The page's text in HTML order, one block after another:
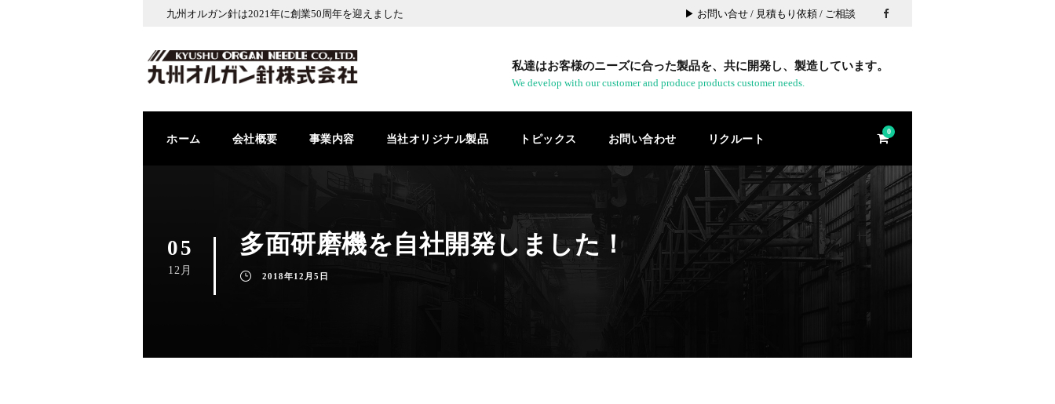
九州オルガン針は2021年に創業50周年を迎えました ▶︎ お問い合せ / 見積もり依頼 / ご相談
私達はお客様のニーズに合った製品を、共に開発し、製造しています。
We develop with our customer and produce products customer needs.
ホーム 会社概要 事業内容 当社オリジナル製品 トピックス お問い合わせ リクルート
0
05
12月
多面研磨機を自社開発しました！
2018年12月5日